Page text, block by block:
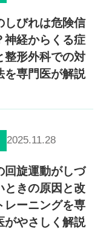
しびれは危険信
神経からくる症
整形外科での対
を専門医が解説
2025.11.28
回旋運動がしづ
ときの原因と改
レーニングを専
がやさしく解説